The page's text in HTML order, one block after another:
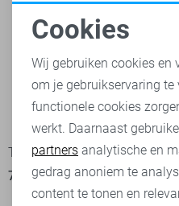
TQ Amsterdam Broek
79,99
Noodzakelijke cookies
Personalisatie cookies
Analytische cookies
Marketing cookies
Cookies
Wij gebruiken cookies en
om je gebruikservaring te
functionele cookies
werkt. Daarnaast
partners analytische en
gedrag anoniem te
content te tonen en